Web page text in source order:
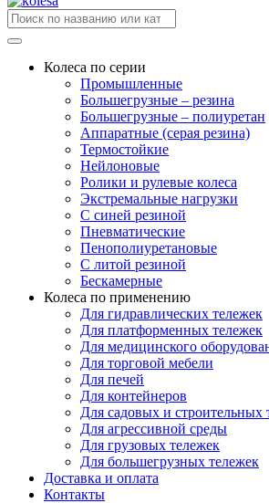
Колеса по серии
Промышленные
Большегрузные – резина
Большегрузные – полиуретан
Аппаратные (серая резина)
Термостойкие
Нейлоновые
Ролики и рулевые колеса
Экстремальные нагрузки
С синей резиной
Пневматические
Пенополиуретановые
С литой резиной
Бескамерные
Колеса по применению
Для гидравлических тележек
Для платформенных тележек
Для медицинского
Для торговой мебели
Для печей
Для контейнеров
Для садовых и строительных
Для агрессивной среды
Для грузовых тележек
Для большегрузных тележек
Доставка и оплата
Контакты